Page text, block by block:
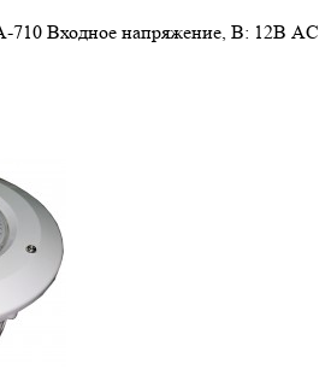
710 Входное напряжение, В: 12В AC